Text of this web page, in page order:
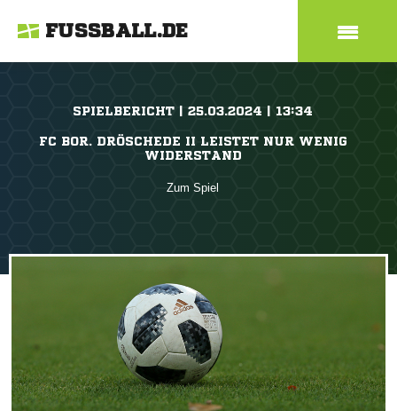
FUSSBALL.DE
SPIELBERICHT | 25.03.2024 | 13:34
FC BOR. DRÖSCHEDE II LEISTET NUR WENIG
WIDERSTAND
Zum Spiel